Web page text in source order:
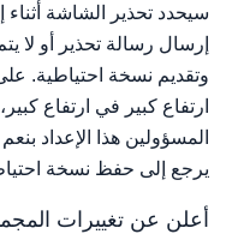
إرسال رسالة تحذير أو لا
وتقديم نسخة احتياطية.
ارتفاع كبير في ارتفاع
المسؤولين هذا الإعداد
يرجع إلى حفظ نسخة
أعلن عن تغييرات